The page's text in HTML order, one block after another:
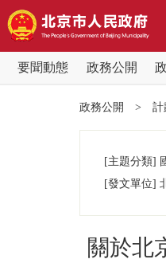
要聞動態 政務公開
黨
政務公開 > 計
[主題分類]
[發文單位]
關於北